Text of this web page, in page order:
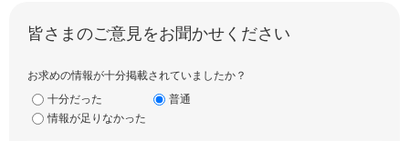
皆さまのご意見をお聞かせください
お求めの情報が十分掲載されていましたか？
十分だった
普通
情報が足りなかった